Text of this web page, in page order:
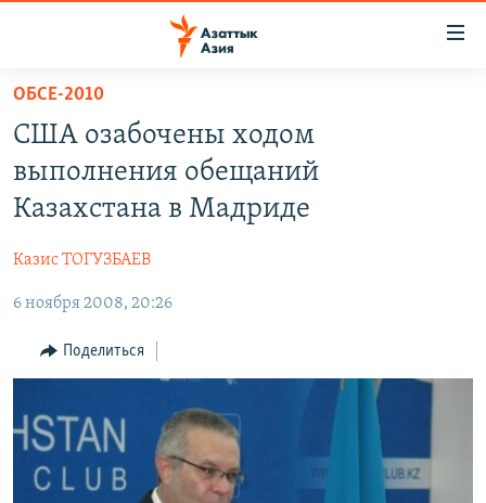
Вернуться
основному
содержанию
Вернутся
главной
Вернутся
поиску
ЦЕНТРАЛЬНАЯ АЗИЯ
ВОЙНА В УКРАИНЕ
КЫРГЫЗЧА
ЎЗБЕКЧА
TÜRKMENÇE
ПОДПИШИТЕСЬ НА НАС В СОЦСЕТЯХ
ОБСЕ-2010
США озабочены ходом
выполнения обещаний
Казахстана в Мадриде
Казис ТОГУЗБАЕВ
6 ноября 2008, 20:26
Поделиться